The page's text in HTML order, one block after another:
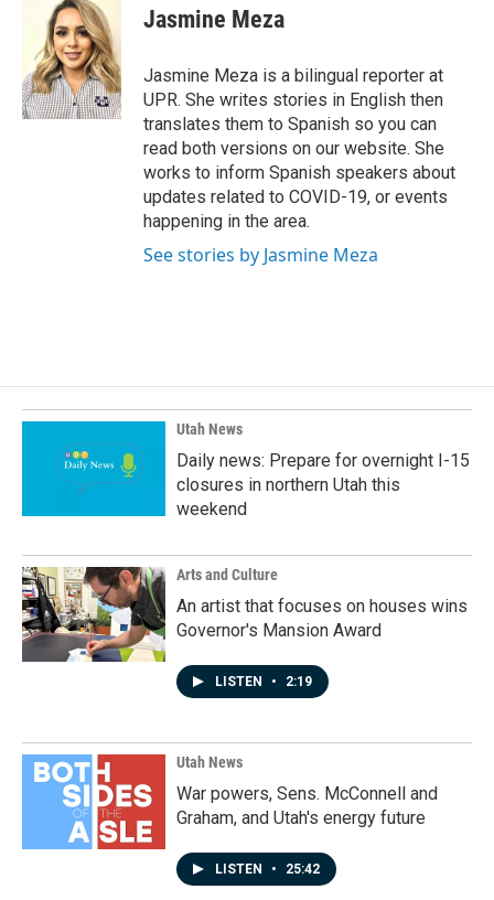
Jasmine Meza
Jasmine Meza is a bilingual reporter at
UPR. She writes stories in English then
translates them to Spanish so you can
read both versions on our website. She
works to inform Spanish speakers about
updates related to COVID-19, or events
happening in the area.
See stories by Jasmine Meza
Utah News
Daily news: Prepare for overnight I-15
closures in northern Utah this
weekend
Arts and Culture
An artist that focuses on houses wins
Governor's Mansion Award
LISTEN • 2:19
Utah News
War powers, Sens. McConnell and
Graham, and Utah's energy future
LISTEN • 25:42